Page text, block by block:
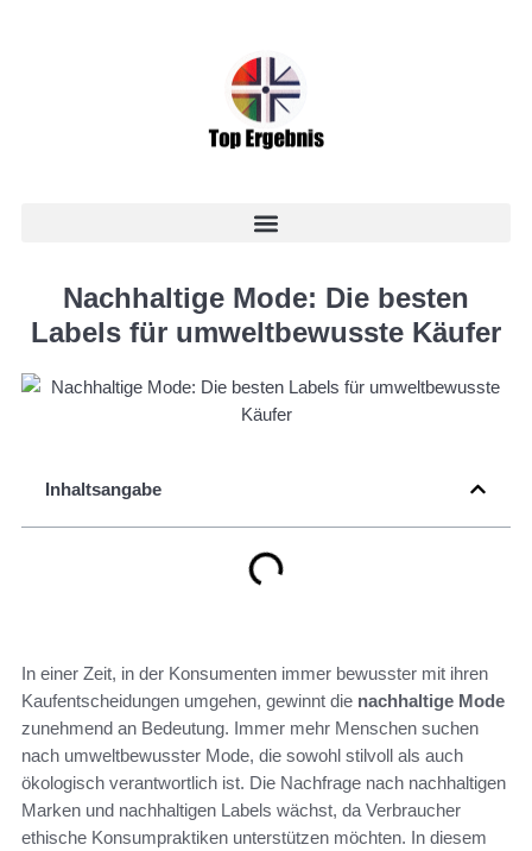
Nachhaltige Mode: Die besten
Labels für umweltbewusste Käufer
Inhaltsangabe
In einer Zeit, in der Konsumenten immer bewusster mit ihren
Kaufentscheidungen umgehen, gewinnt die nachhaltige Mode
zunehmend an Bedeutung. Immer mehr Menschen suchen
nach umweltbewusster Mode, die sowohl stilvoll als auch
ökologisch verantwortlich ist. Die Nachfrage nach nachhaltigen
Marken und nachhaltigen Labels wächst, da Verbraucher
ethische Konsumpraktiken unterstützen möchten. In diesem